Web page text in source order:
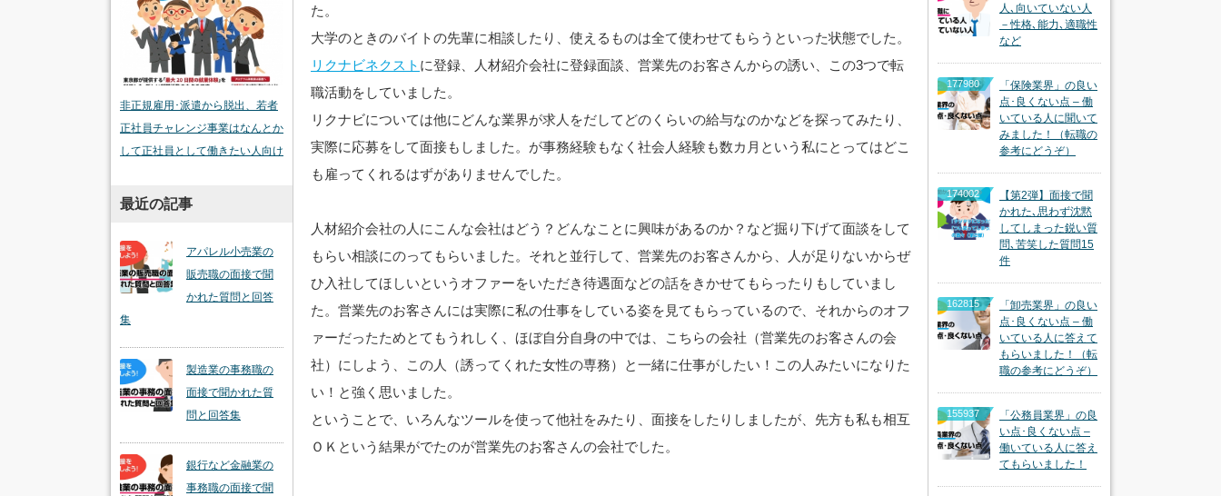
た。
大学のときのバイトの先輩に相談したり、使えるものは全て使わせてもらうといった状態でした。
リクナビネクスト に登録、人材紹介会社に登録面談、営業先のお客さんからの誘い、この3つで転
職活動をしていました。
リクナビについては他にどんな業界が求人をだしてどのくらいの給与なのかなどを探ってみたり、
実際に応募をして面接もしました。が事務経験もなく社会人経験も数カ月という私にとってはどこ
も雇ってくれるはずがありませんでした。
人材紹介会社の人にこんな会社はどう？どんなことに興味があるのか？など掘り下げて面談をして
もらい相談にのってもらいました。それと並行して、営業先のお客さんから、人が足りないからぜ
ひ入社してほしいというオファーをいただき待遇面などの話をきかせてもらったりもしていまし
た。営業先のお客さんには実際に私の仕事をしている姿を見てもらっているので、それからのオフ
ァーだったためとてもうれしく、ほぼ自分自身の中では、こちらの会社（営業先のお客さんの会
社）にしよう、この人（誘ってくれた女性の専務）と一緒に仕事がしたい！この人みたいになりた
い！と強く思いました。
ということで、いろんなツールを使って他社をみたり、面接をしたりしましたが、先方も私も相互
ＯＫという結果がでたのが営業先のお客さんの会社でした。
非正規雇用･派遣から脱出、若者
正社員チャレンジ事業はなんとか
して正社員として働きたい人向け
最近の記事
アパレル小売業の
販売職の面接で聞
かれた質問と回答
集
製造業の事務職の
面接で聞かれた質
問と回答集
銀行など金融業の
事務職の面接で聞
人､向いていない人
－性格､能力､適職性
など
177980
「保険業界」の良い
点･良くない点 – 働
いている人に聞いて
みました！（転職の
参考にどうぞ）
174002
【第2弾】面接で聞
かれた､思わず沈黙
してしまった鋭い質
問､苦笑した質問15
件
162815
「卸売業界」の良い
点･良くない点 – 働
いている人に答えて
もらいました！（転
職の参考にどうぞ）
155937
「公務員業界」の良
い点･良くない点 –
働いている人に答え
てもらいました！